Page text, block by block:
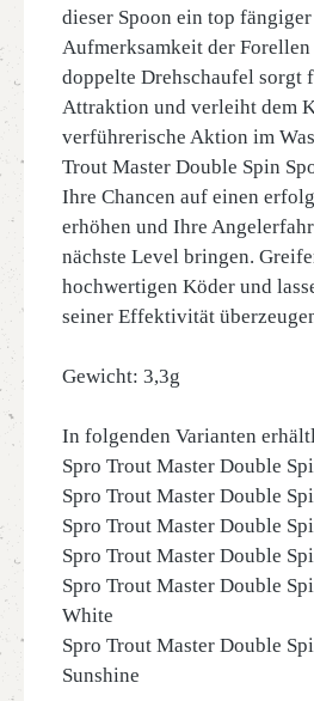
dieser Spoon ein top
Aufmerksamkeit der
doppelte Drehschaufel sorgt
Attraktion und verleiht dem
verführerische Aktion im
Trout Master Double Spin
Ihre Chancen auf einen
erhöhen und Ihre
nächste Level bringen.
hochwertigen Köder und
seiner Effektivität
Gewicht: 3,3g
In folgenden Varianten
Spro Trout Master Double
Spro Trout Master Double
Spro Trout Master Double
Spro Trout Master Double
Spro Trout Master Double
White
Spro Trout Master Double
Sunshine